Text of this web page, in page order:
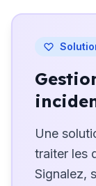
Une
traiter les
Signalez,